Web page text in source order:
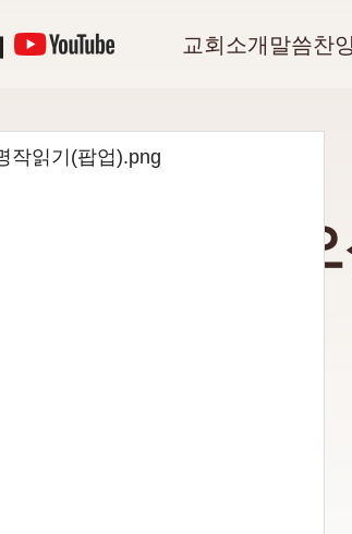
교회소개 말씀찬
중앙교회에
에 창립되었으며,
교단에 소속된 교회로서,
나라와 민족을 위해 기도하고,